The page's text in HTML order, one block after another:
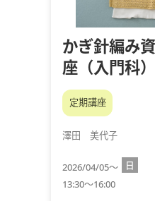
かぎ針編み
座（入門科
定期講座
澤田 美代子
2026/04/05～
日
13:30～16:00